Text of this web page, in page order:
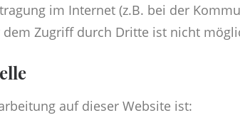
im Internet (z.B. bei der
Zugriff durch Dritte ist nicht
auf dieser Website ist: